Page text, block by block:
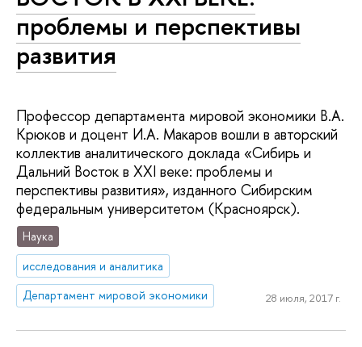
проблемы и перспективы
развития
Профессор департамента мировой экономики В.А.
Крюков и доцент И.А. Макаров вошли в авторский
коллектив аналитического доклада «Сибирь и
Дальний Восток в XXI веке: проблемы и
перспективы развития», изданного Сибирским
федеральным университетом (Красноярск).
Наука
исследования и аналитика
Департамент мировой экономики
28 июля, 2017 г.